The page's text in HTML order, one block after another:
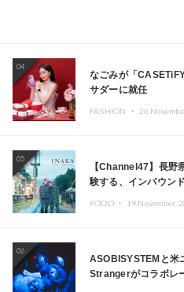
04
なごみが「
サダーに就任
FASHION ・
05
【Channel47】長野
験する、インバウン
FOOD ・
06
ASOBISYSTEMと米
Strangerがコラボレ